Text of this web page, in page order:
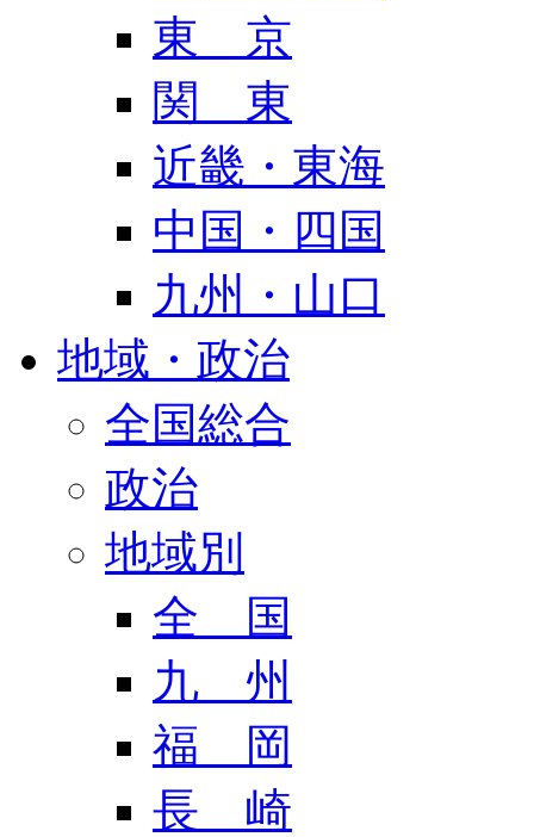
東 京
関 東
近畿・東海
中国・四国
九州・山口
地域・政治
全国総合
政治
地域別
全 国
九 州
福 岡
長 崎